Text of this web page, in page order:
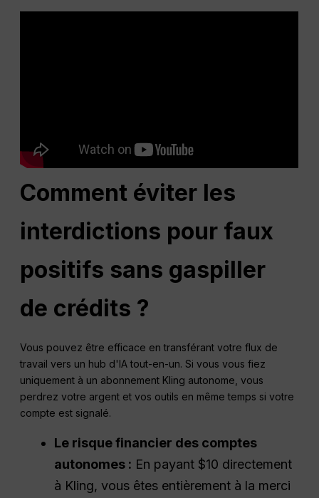
Comment éviter les
interdictions pour faux
positifs sans gaspiller
de crédits ?
Vous pouvez être efficace en transférant votre flux de
travail vers un hub d'IA tout-en-un. Si vous vous fiez
uniquement à un abonnement Kling autonome, vous
perdrez votre argent et vos outils en même temps si votre
compte est signalé.
Le risque financier des comptes
autonomes : En payant $10 directement
à Kling, vous êtes entièrement à la merci